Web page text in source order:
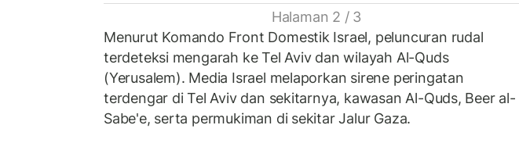
Halaman 2 / 3
Menurut Komando Front Domestik Israel, peluncuran rudal
terdeteksi mengarah ke Tel Aviv dan wilayah Al-Quds
(Yerusalem). Media Israel melaporkan sirene peringatan
terdengar di Tel Aviv dan sekitarnya, kawasan Al-Quds, Beer al-
Sabe'e, serta permukiman di sekitar Jalur Gaza.